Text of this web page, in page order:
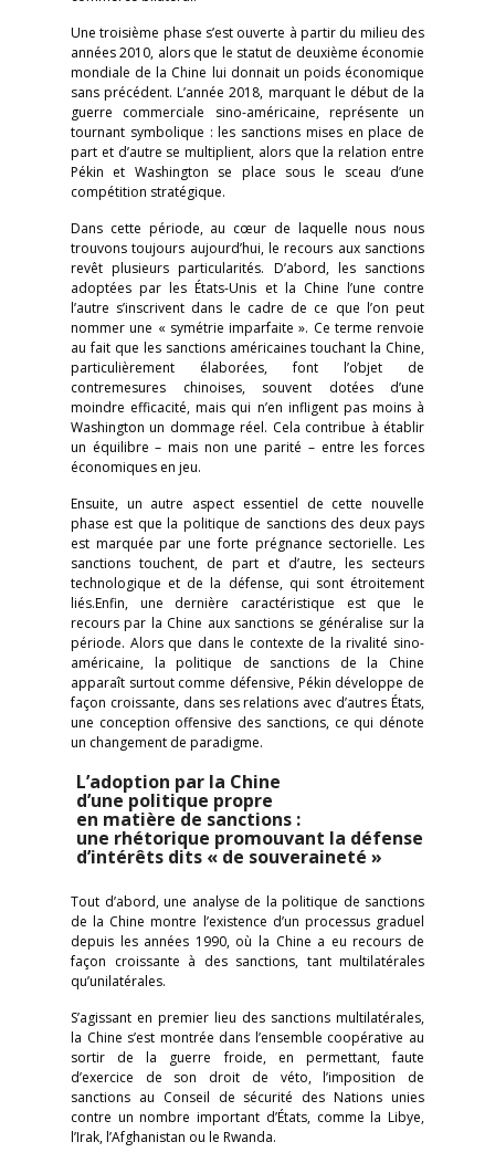
Une troisième phase s’est ouverte à partir du milieu des
années 2010, alors que le statut de deuxième économie
mondiale de la Chine lui donnait un poids économique
sans précédent. L’année 2018, marquant le début de la
guerre commerciale sino-américaine, représente un
tournant symbolique : les sanctions mises en place de
part et d’autre se multiplient, alors que la relation entre
Pékin et Washington se place sous le sceau d’une
compétition stratégique.
Dans cette période, au cœur de laquelle nous nous
trouvons toujours aujourd’hui, le recours aux sanctions
revêt plusieurs particularités. D’abord, les sanctions
adoptées par les États-Unis et la Chine l’une contre
l’autre s’inscrivent dans le cadre de ce que l’on peut
nommer une « symétrie imparfaite ». Ce terme renvoie
au fait que les sanctions américaines touchant la Chine,
particulièrement élaborées, font l’objet de
contremesures chinoises, souvent dotées d’une
moindre efficacité, mais qui n’en infligent pas moins à
Washington un dommage réel. Cela contribue à établir
un équilibre – mais non une parité – entre les forces
économiques en jeu.
Ensuite, un autre aspect essentiel de cette nouvelle
phase est que la politique de sanctions des deux pays
est marquée par une forte prégnance sectorielle. Les
sanctions touchent, de part et d’autre, les secteurs
technologique et de la défense, qui sont étroitement
liés.Enfin, une dernière caractéristique est que le
recours par la Chine aux sanctions se généralise sur la
période. Alors que dans le contexte de la rivalité sino-
américaine, la politique de sanctions de la Chine
apparaît surtout comme défensive, Pékin développe de
façon croissante, dans ses relations avec d’autres États,
une conception offensive des sanctions, ce qui dénote
un changement de paradigme.
L’adoption par la Chine
d’une politique propre
en matière de sanctions :
une rhétorique promouvant la défense
d’intérêts dits « de souveraineté »
Tout d’abord, une analyse de la politique de sanctions
de la Chine montre l’existence d’un processus graduel
depuis les années 1990, où la Chine a eu recours de
façon croissante à des sanctions, tant multilatérales
qu’unilatérales.
S’agissant en premier lieu des sanctions multilatérales,
la Chine s’est montrée dans l’ensemble coopérative au
sortir de la guerre froide, en permettant, faute
d’exercice de son droit de véto, l’imposition de
sanctions au Conseil de sécurité des Nations unies
contre un nombre important d’États, comme la Libye,
l’Irak, l’Afghanistan ou le Rwanda.